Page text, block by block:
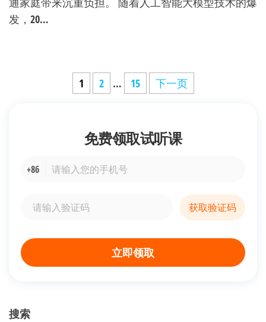
发，20…
1 2 … 15 下一页
免费领取试听课
+86
获取验证码
立即领取
搜索